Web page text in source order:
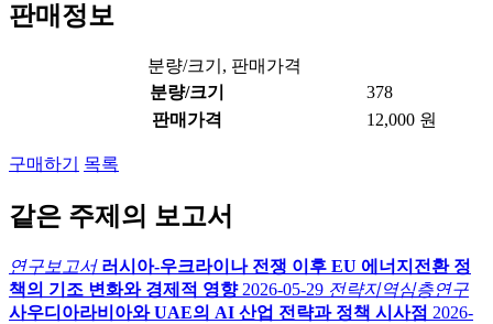
판매정보
분량/크기, 판매가격
분량/크기
378
판매가격
12,000 원
구매하기 목록
같은 주제의 보고서
연구보고서 러시아-우크라이나 전쟁 이후 EU 에너지전환 정
책의 기조 변화와 경제적 영향 2026-05-29 전략지역심층연구
사우디아라비아와 UAE의 AI 산업 전략과 정책 시사점 2026-